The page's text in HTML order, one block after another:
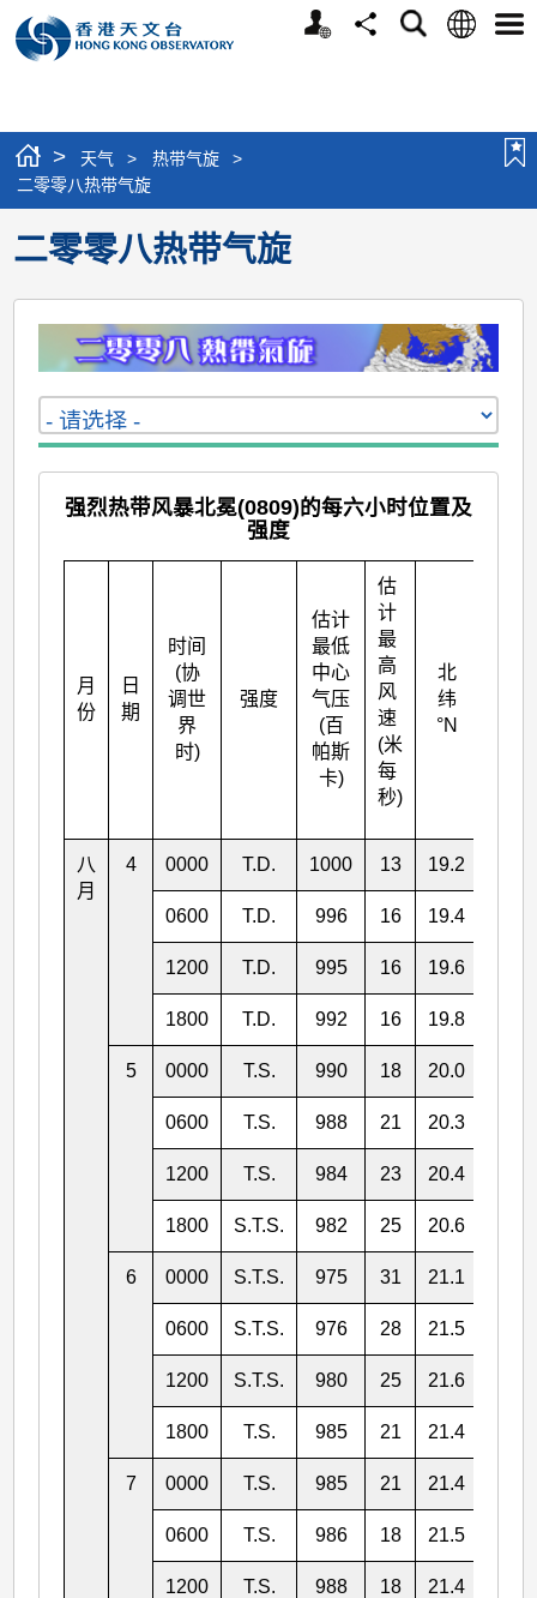
个
分
搜
语
选
> 天气 > 热带气旋
>
二零零八热带气旋
二零零八热带气旋
强烈热带风暴北冕(0809)的每六小时位置及
强度
月
份
日
期
时间
(协
调世
界
时)
强度
估计
最低
中心
气压
(百
帕斯
卡)
估
计
最
高
风
速
(米
每
秒)
北
纬
°N
八
月
4 0000 T.D. 1000 13 19.2
0600 T.D. 996 16 19.4
1200 T.D. 995 16 19.6
1800 T.D. 992 16 19.8
5 0000 T.S. 990 18 20.0
0600 T.S. 988 21 20.3
1200 T.S. 984 23 20.4
1800 S.T.S. 982 25 20.6
6 0000 S.T.S. 975 31 21.1
0600 S.T.S. 976 28 21.5
1200 S.T.S. 980 25 21.6
1800 T.S. 985 21 21.4
7 0000 T.S. 985 21 21.4
0600 T.S. 986 18 21.5
1200 T.S. 988 18 21.4